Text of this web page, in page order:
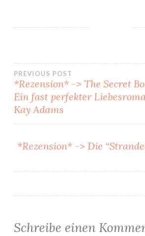
PREVIOUS POST
*Rezension* -> The Secret
Ein fast perfekter
Kay Adams
*Rezension* -> Die
Schreibe einen